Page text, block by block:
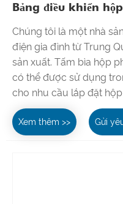
Bảng điều khiển
Chúng tôi là một nhà
điện gia đình từ Trung
sản xuất. Tấm bìa hộp
có thể được sử dụng
cho nhu cầu lắp đặt
Xem thêm >> Gửi